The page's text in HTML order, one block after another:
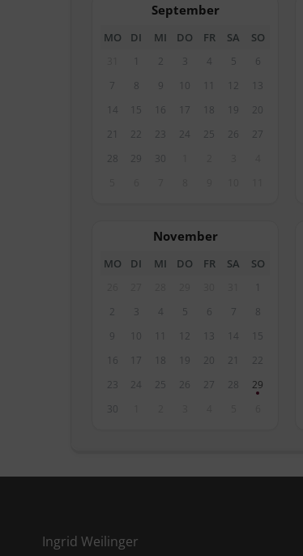
September
MO DI MI DO FR SA SO
1 2 3 4 5
6
7
8 9 10 11 12
13
14
15 16 17 18 19
20
21
22 23 24 25 26
27
28
29 30
November
MO DI MI DO FR SA SO
1
2
3 4 5 6 7
8
9
10 11 12 13 14
15
16
17 18 19 20 21
22
23
24 25 26 27 28
29
30
Ingrid Weilinger